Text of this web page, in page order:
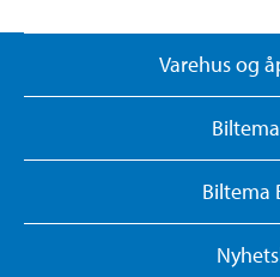
Varehus og
Biltema